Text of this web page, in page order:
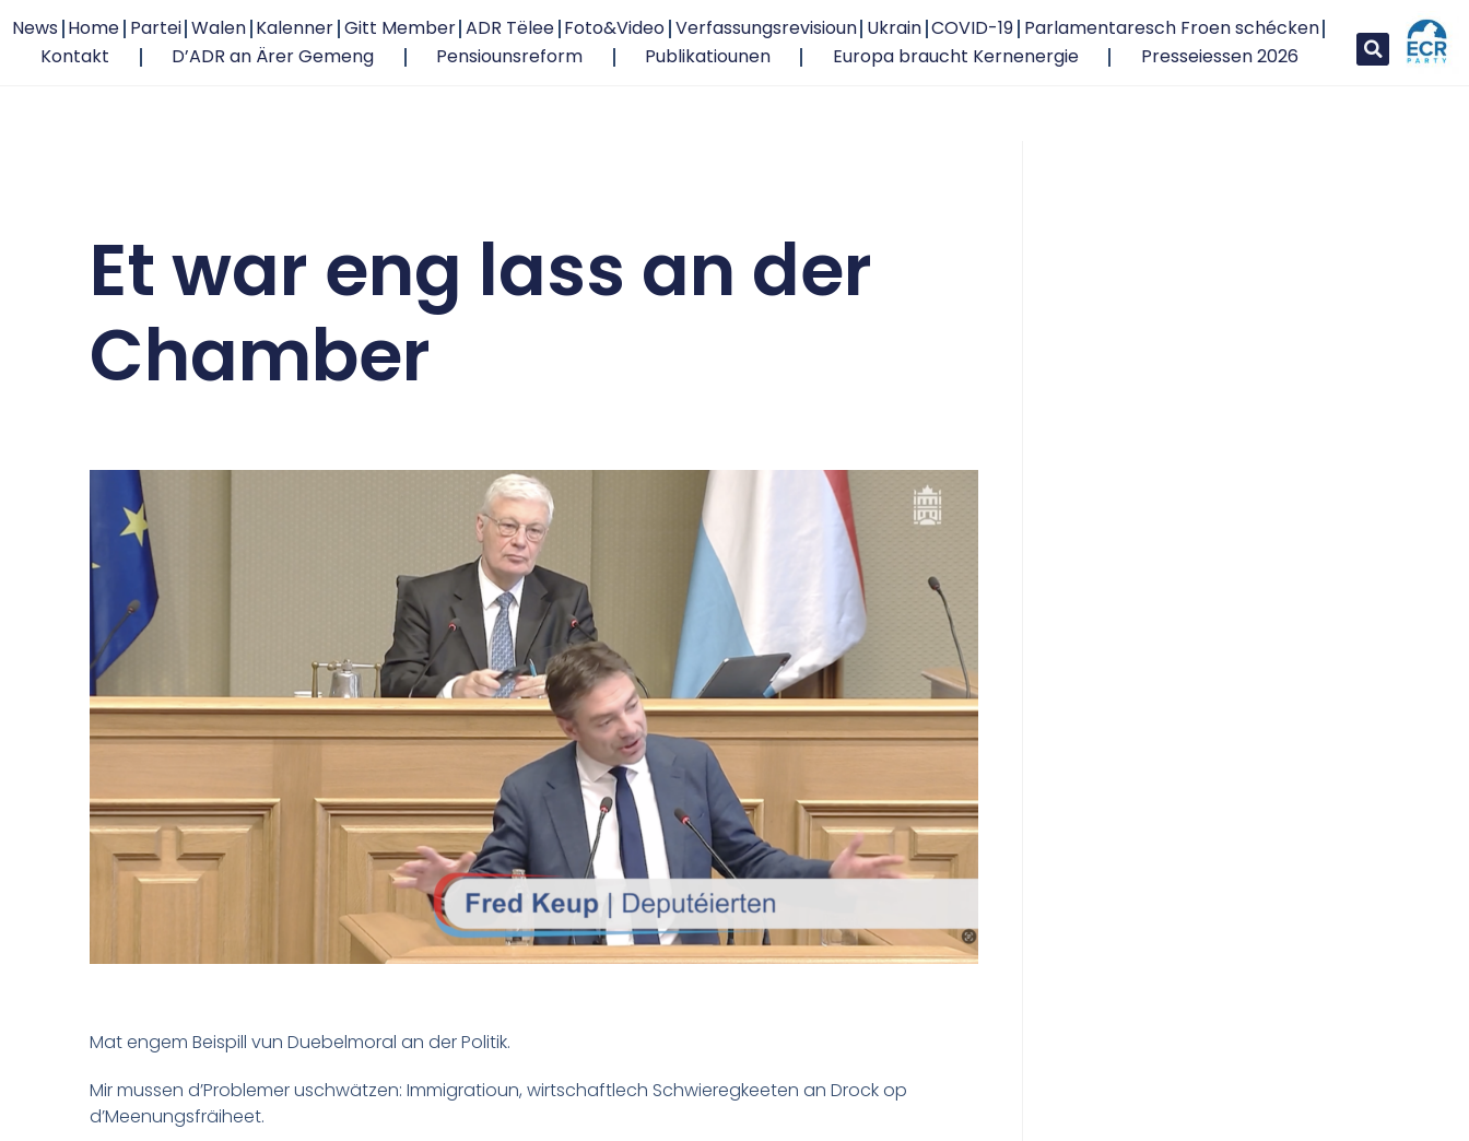
News Home Partei Walen Kalenner Gitt Member ADR Tëlee Foto&Video Verfassungsrevisioun Ukrain COVID-19 Parlamentaresch Froen schécken
Kontakt
D’ADR an Ärer Gemeng Pensiounsreform Publikatiounen Europa braucht Kernenergie Presseiessen 2026
Et war eng lass an der
Chamber
Mat engem Beispill vun Duebelmoral an der Politik.
Mir mussen d’Problemer uschwätzen: Immigratioun, wirtschaftlech Schwieregkeeten an Drock op
d’Meenungsfräiheet.